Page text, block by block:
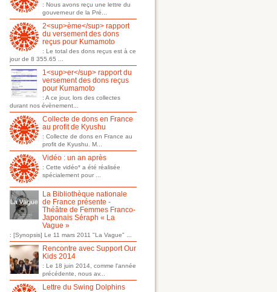
: Nous avons reçu une lettre du
gouverneur de la Pré...
2<sup>ème</sup> rapport
du versement des dons
reçus pour Kumamoto
: Le total des dons reçus est à ce
jour de 8 355.65 ...
1<sup>er</sup> rapport du
versement des dons reçus
pour Kumamoto
: A ce jour, lors des collectes
durant nos évènement...
Collecte de dons en France
au profit de Kyushu
: Collecte de dons en France au
profit de Kyushu. M...
Vidéo : un an après
: Cette vidéo* a été réalisée
spécialement pour ...
La Bibliothèque nationale
de France présente -
Théâtre de Femmes Franco-
Japonais Séraph « La
Vague »
: [Synopsis] Le 11 mars 2011 "La Vague" ...
Rencontre avec Support Our
Kids 2014
: Le 18 juin 2014, comme l'année
précédente, nous av...
Lettre du Swing Dolphins